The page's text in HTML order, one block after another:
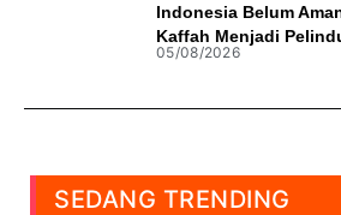
Indonesia Belum
Kaffah Menjadi
05/08/2026
SEDANG TRENDING